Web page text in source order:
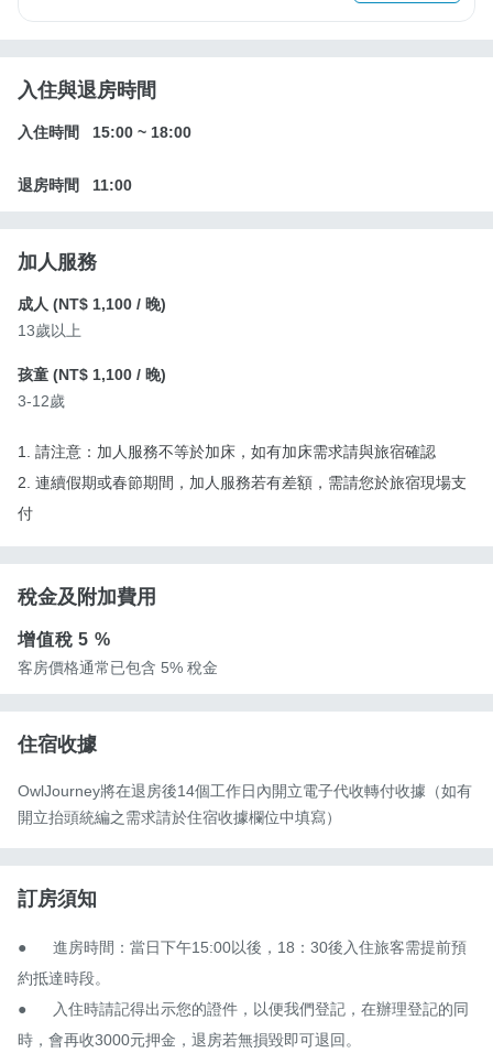
入住與退房時間
入住時間 15:00 ~ 18:00
退房時間 11:00
加人服務
成人 (NT$ 1,100 / 晚)
13歲以上
孩童 (NT$ 1,100 / 晚)
3-12歲
1. 請注意：加人服務不等於加床，如有加床需求請與旅宿確認
2. 連續假期或春節期間，加人服務若有差額，需請您於旅宿現場支
付
稅金及附加費用
增值稅5 %
客房價格通常已包含 5% 稅金
住宿收據
OwlJourney將在退房後14個工作日內開立電子代收轉付收據（如有
開立抬頭統編之需求請於住宿收據欄位中填寫）
訂房須知
●　	進房時間：當日下午15:00以後，18：30後入住旅客需提前預
約抵達時段。
●　	入住時請記得出示您的證件，以便我們登記，在辦理登記的同
時，會再收3000元押金，退房若無損毀即可退回。